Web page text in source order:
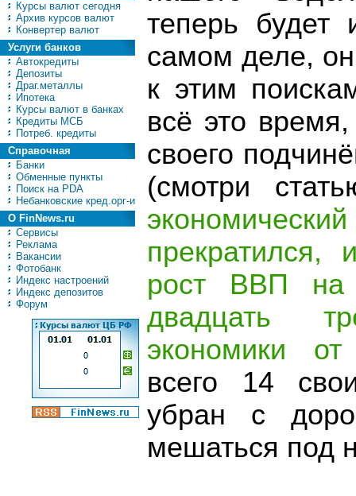
Курсы валют сегодня
Архив курсов валют
Конвертер валют
Услуги банков
Автокредиты
Депозиты
Драг.металлы
Ипотека
Курсы валют в банках
Кредиты МСБ
Потреб. кредиты
Справочная
Банки
Обменные пункты
Поиск на PDA
Небанковские кред.орг-и
О FinNews.ru
Сервисы
Реклама
Вакансии
Фотобанк
Индекс настроений
Индекс депозитов
Форум
теперь будет
самом деле,
к этим
всё это
своего
(смотри
рост ВВП на
двадцать
экономики
всего 14
убран с
мешаться под